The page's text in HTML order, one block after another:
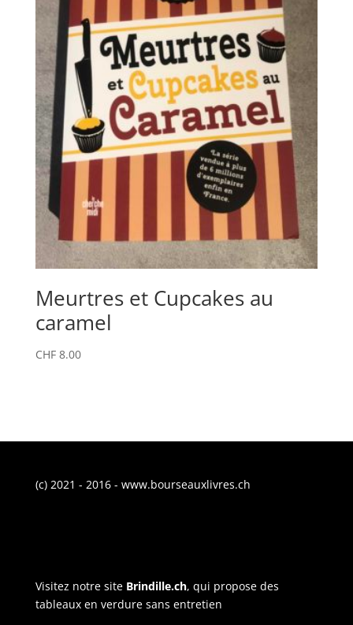
Meurtres et Cupcakes au
caramel
CHF8.00
(c) 2021 - 2016 - www.bourseauxlivres.ch
Visitez notre site Brindille.ch, qui propose des
tableaux en verdure sans entretien